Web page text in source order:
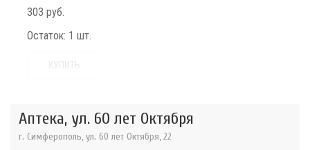
303 руб.
Остаток: 1 шт.
Аптека, ул. 60 лет Октября
г. Симферополь, ул. 60 лет Октября, 22